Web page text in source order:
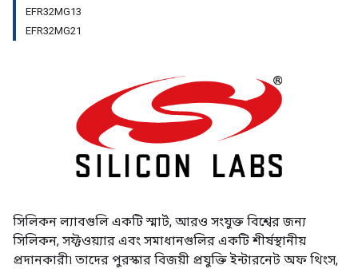
EFR32MG13
EFR32MG21
সিলিকন ল্যাবগুলি একটি স্মার্ট, আরও সংযুক্ত বিশ্বের জন্য
সিলিকন, সফ্টওয়্যার এবং সমাধানগুলির একটি শীর্ষস্থানীয়
প্রদানকারী৷ তাদের পুরস্কার বিজয়ী প্রযুক্তি ইন্টারনেট অফ থিংস,